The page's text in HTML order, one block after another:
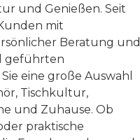
und Genießen. Seit
mit
Beratung und
geführten
eine große Auswahl
Tischkultur,
und Zuhause. Ob
praktische